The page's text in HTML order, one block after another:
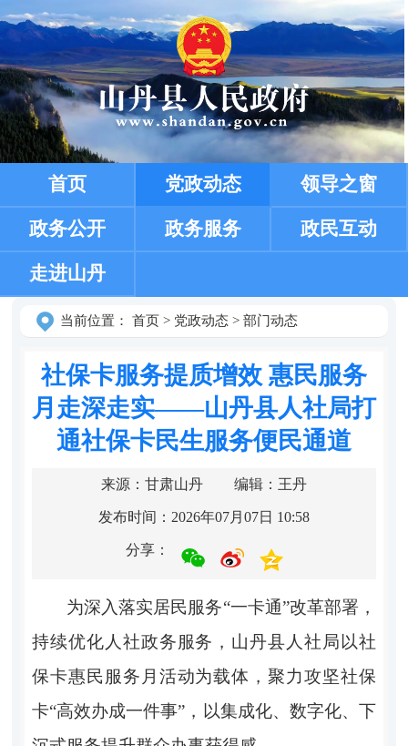
首页 党政动态 领导之窗
政务公开 政务服务 政民互动
走进山丹
当前位置： 首页> 党政动态> 部门动态
社保卡服务提质增效 惠民服务
月走深走实——山丹县人社局打
通社保卡民生服务便民通道
来源：甘肃山丹 编辑：王丹
发布时间：2026年07月07日 10:58
分享：
为深入落实居民服务“一卡通”改革部署，
持续优化人社政务服务，山丹县人社局以社
保卡惠民服务月活动为载体，聚力攻坚社保
卡“高效办成一件事”，以集成化、数字化、下